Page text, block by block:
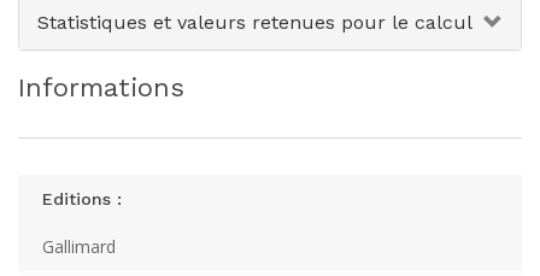
Statistiques et valeurs retenues pour le calcul
Informations
Editions :
Gallimard